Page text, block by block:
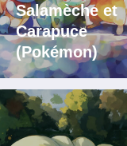
Salamèche et
Carapuce
(Pokémon)